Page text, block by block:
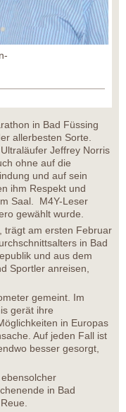
in Bad Füssing
allerbesten Sorte.
Jeffrey Norris
ohne auf die
und auf sein
ihm Respekt und
Saal. M4Y-Leser
gewählt wurde.
trägt am ersten Februar
in Bad
und aus dem
Sportler anreisen,
gemeint. Im
gerät ihre
in Europas
Auf jeden Fall ist
besser gesorgt,
in Bad